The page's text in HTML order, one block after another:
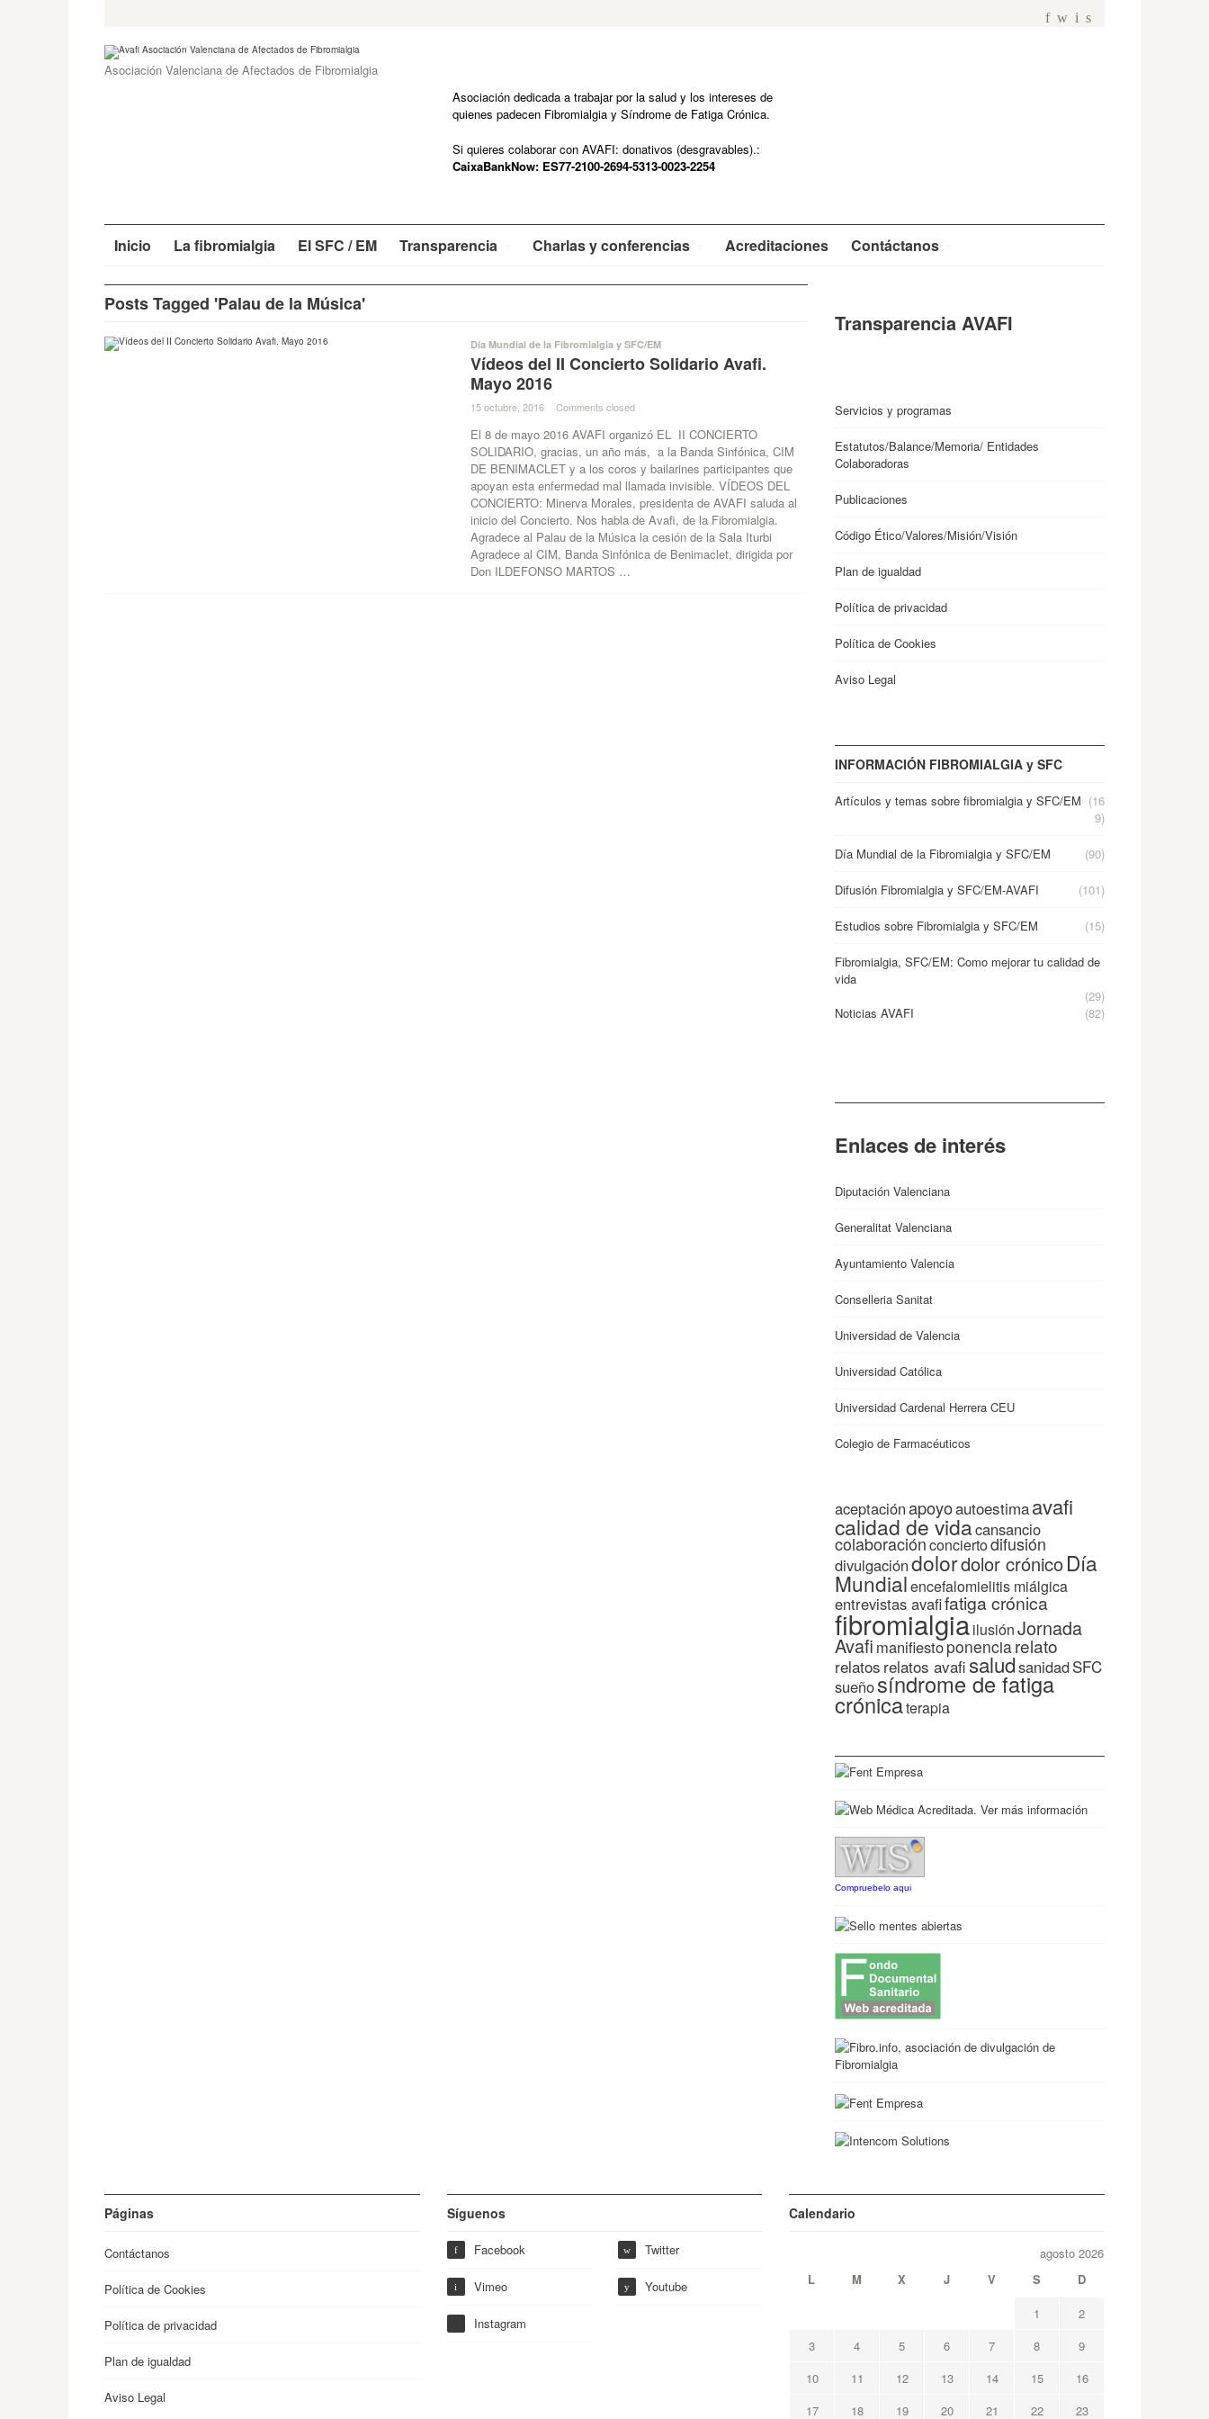
f w i s
Asociación Valenciana de Afectados de Fibromialgia
Asociación dedicada a trabajar por la salud y los intereses de
quienes padecen Fibromialgia y Síndrome de Fatiga Crónica.
Si quieres colaborar con AVAFI: donativos (desgravables).:
CaixaBankNow: ES77-2100-2694-5313-0023-2254
Inicio La fibromialgia El SFC / EM Transparencia Charlas y conferencias Acreditaciones Contáctanos
Posts Tagged 'Palau de la Música'
Día Mundial de la Fibromialgia y SFC/EM
Vídeos del II Concierto Solidario Avafi.
Mayo 2016
15 octubre, 2016 · Comments closed ·
El 8 de mayo 2016 AVAFI organizó EL II CONCIERTO
SOLIDARIO, gracias, un año más, a la Banda Sinfónica, CIM
DE BENIMACLET y a los coros y bailarines participantes que
apoyan esta enfermedad mal llamada invisible. VÍDEOS DEL
CONCIERTO: Minerva Morales, presidenta de AVAFI saluda al
inicio del Concierto. Nos habla de Avafi, de la Fibromialgia.
Agradece al Palau de la Música la cesión de la Sala Iturbi
Agradece al CIM, Banda Sinfónica de Benimaclet, dirigida por
Don ILDEFONSO MARTOS …
Transparencia AVAFI
Servicios y programas
Estatutos/Balance/Memoria/ Entidades
Colaboradoras
Publicaciones
Código Ético/Valores/Misión/Visión
Plan de igualdad
Política de privacidad
Política de Cookies
Aviso Legal
INFORMACIÓN FIBROMIALGIA y SFC
Artículos y temas sobre fibromialgia y SFC/EM (16
9)
Día Mundial de la Fibromialgia y SFC/EM (90)
Difusión Fibromialgia y SFC/EM-AVAFI (101)
Estudios sobre Fibromialgia y SFC/EM (15)
Fibromialgia, SFC/EM: Como mejorar tu calidad de
vida
(29)
Noticias AVAFI
(82)
Enlaces de interés
Diputación Valenciana
Generalitat Valenciana
Ayuntamiento Valencia
Conselleria Sanitat
Universidad de Valencia
Universidad Católica
Universidad Cardenal Herrera CEU
Colegio de Farmacéuticos
aceptaciónapoyoautoestimaavafi
calidad de vidacansancio
colaboraciónconciertodifusión
divulgacióndolordolor crónicoDía
Mundialencefalomielitis miálgica
entrevistas avafifatiga crónica
fibromialgiailusiónJornada
Avafi manifiestoponenciarelato
relatos relatos avafisaludsanidadSFC
sueñosíndrome de fatiga
crónicaterapia
Compruebelo aqui
Páginas
Contáctanos
Política de Cookies
Política de privacidad
Plan de igualdad
Aviso Legal
Síguenos
f Facebook w Twitter
i Vimeo y Youtube
Instagram
Calendario
agosto 2026
L
M X J V S
D
1
2
3
4 5 6 7 8
9
10
11 12 13 14 15
16
17
18 19 20 21 22 23